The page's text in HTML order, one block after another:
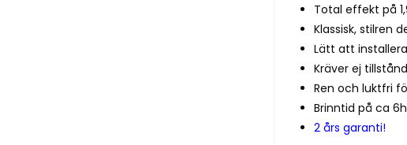
Total effekt på
Klassisk, stilren
Lätt att installera
Kräver ej
Ren och luktfri
Brinntid på ca
2 års garanti!